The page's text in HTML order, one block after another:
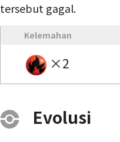
tersebut gagal.
Kelemahan
×2
Evolusi